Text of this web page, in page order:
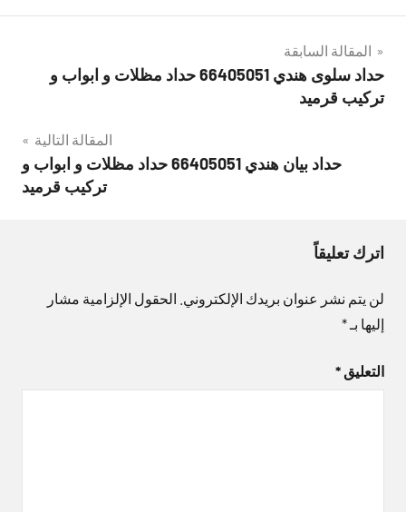
تصفّح
المقالات
المقالة السابقة
حداد سلوى هندي 66405051 حداد مظلات و ابواب و
تركيب قرميد
المقالة التالية
حداد بيان هندي 66405051 حداد مظلات و ابواب و
تركيب قرميد
اترك تعليقاً
لن يتم نشر عنوان بريدك الإلكتروني. الحقول الإلزامية مشار
إليها بـ*
التعليق *